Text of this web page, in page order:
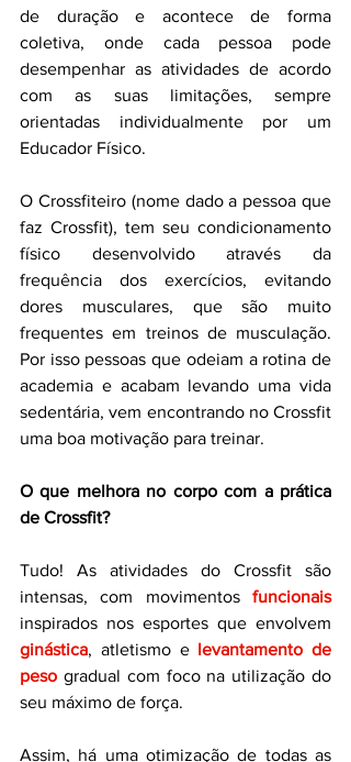
de duração e acontece de forma
coletiva, onde cada pessoa pode
desempenhar as atividades de acordo
com as suas limitações, sempre
orientadas individualmente por um
Educador Físico.
O Crossfiteiro (nome dado a pessoa que
faz Crossfit), tem seu condicionamento
físico desenvolvido através da
frequência dos exercícios, evitando
dores musculares, que são muito
frequentes em treinos de musculação.
Por isso pessoas que odeiam a rotina de
academia e acabam levando uma vida
sedentária, vem encontrando no Crossfit
uma boa motivação para treinar.
O que melhora no corpo com a prática
de Crossfit?
Tudo! As atividades do Crossfit são
intensas, com movimentos funcionais
ginástica, atletismo e levantamento de
peso gradual com foco na utilização do
seu máximo de força.
Assim, há uma otimização de todas as